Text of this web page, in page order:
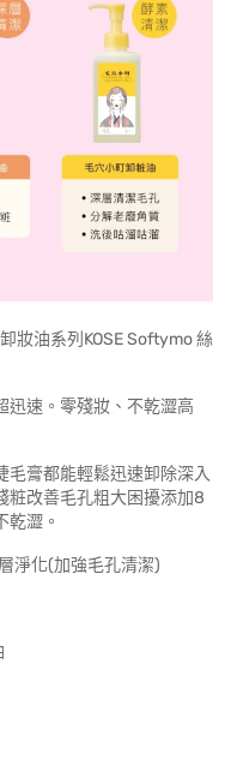
妝油系列KOSE Softymo 絲
迅速。零殘妝、不乾澀高
毛膏都能輕鬆迅速卸除深入
粧改善毛孔粗大困擾添加8
乾澀。
淨化(加強毛孔清潔)